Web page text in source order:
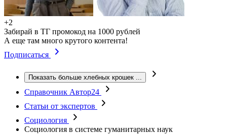
+2
Забирай в ТГ промокод на 1000 рублей
А еще там много крутого контента!
Подписаться
Показать больше хлебных крошек ...
Справочник Автор24
Статьи от экспертов
Социология
Социология в системе гуманитарных наук